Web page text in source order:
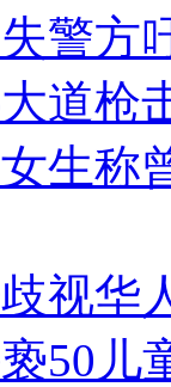
警方
道枪
生称
视华
50儿